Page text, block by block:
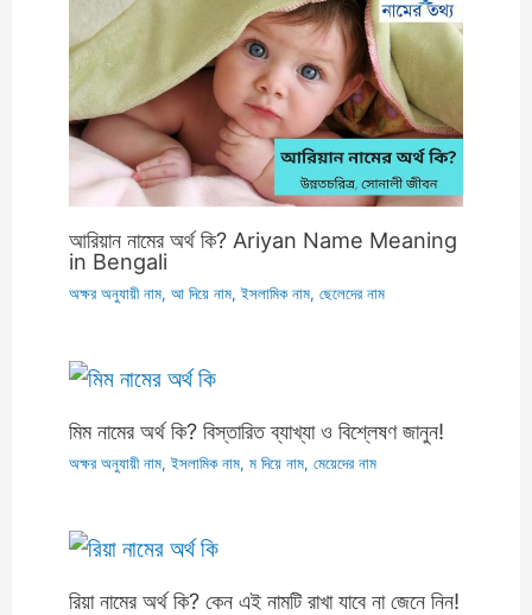
আরিয়ান নামের অর্থ কি? Ariyan Name Meaning
in Bengali
অক্ষর অনুযায়ী নাম,আ দিয়ে নাম,ইসলামিক নাম,ছেলেদের নাম
মিম নামের অর্থ কি? বিস্তারিত ব্যাখ্যা ও বিশ্লেষণ জানুন!
অক্ষর অনুযায়ী নাম,ইসলামিক নাম,ম দিয়ে নাম,মেয়েদের নাম
রিয়া নামের অর্থ কি? কেন এই নামটি রাখা যাবে না জেনে নিন!